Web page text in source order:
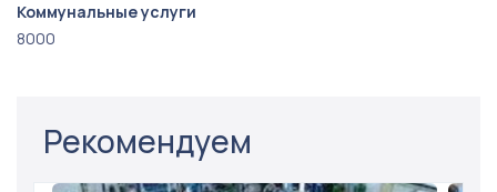
Коммунальные услуги
8000
Рекомендуем